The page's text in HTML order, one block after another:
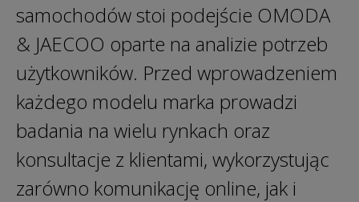
samochodów stoi podejście OMODA
& JAECOO oparte na analizie potrzeb
użytkowników. Przed wprowadzeniem
każdego modelu marka prowadzi
badania na wielu rynkach oraz
konsultacje z klientami, wykorzystując
zarówno komunikację online, jak i